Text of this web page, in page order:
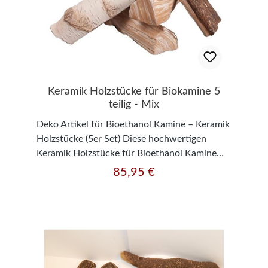
Keramik Holzstücke für Biokamine 5
teilig - Mix
Deko Artikel für Bioethanol Kamine – Keramik
Holzstücke (5er Set) Diese hochwertigen
Keramik Holzstücke für Bioethanol Kamine
sind die perfekte Dekoration für hängende
Spezialkeramik sind die Dekoelemente bis zu
Regulärer Preis:
85,95 €